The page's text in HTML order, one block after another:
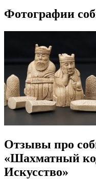
Фотографии
Отзывы про
«Шахматный
Искусство»